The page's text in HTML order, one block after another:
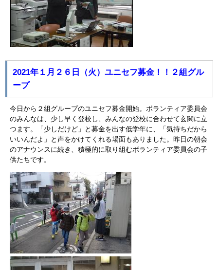
2021年１月２６日（火）ユニセフ募金！！２組グル
ープ
今日から２組グループのユニセフ募金開始。ボランティア委員会
のみんなは、少し早く登校し、みんなの登校に合わせて玄関に立
つます。「少しだけど」と募金を出す低学年に、「気持ちだから
いいんだよ」と声をかけてくれる場面もありました。昨日の朝会
のアナウンスに続き、積極的に取り組むボランティア委員会の子
供たちです。